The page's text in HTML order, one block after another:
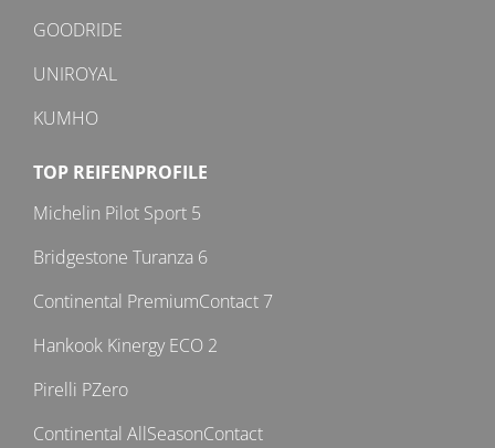
GOODRIDE
UNIROYAL
KUMHO
TOP REIFENPROFILE
Michelin Pilot Sport 5
Bridgestone Turanza 6
Continental PremiumContact 7
Hankook Kinergy ECO 2
Pirelli PZero
Continental AllSeasonContact